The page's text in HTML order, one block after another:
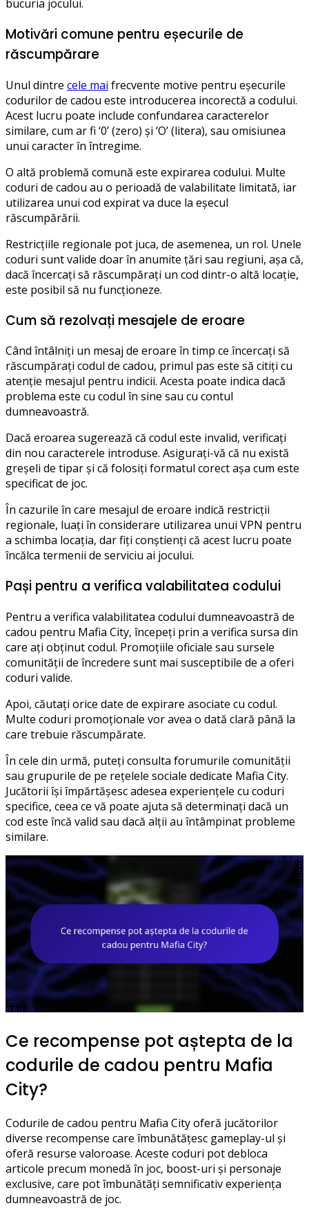
bucuria jocului.
Motivări comune pentru eșecurile de
răscumpărare
Unul dintre cele mai frecvente motive pentru eșecurile
codurilor de cadou este introducerea incorectă a codului.
Acest lucru poate include confundarea caracterelor
similare, cum ar fi ‘0’ (zero) și ‘O’ (litera), sau omisiunea
unui caracter în întregime.
O altă problemă comună este expirarea codului. Multe
coduri de cadou au o perioadă de valabilitate limitată, iar
utilizarea unui cod expirat va duce la eșecul
răscumpărării.
Restricțiile regionale pot juca, de asemenea, un rol. Unele
coduri sunt valide doar în anumite țări sau regiuni, așa că,
dacă încercați să răscumpărați un cod dintr-o altă locație,
este posibil să nu funcționeze.
Cum să rezolvați mesajele de eroare
Când întâlniți un mesaj de eroare în timp ce încercați să
răscumpărați codul de cadou, primul pas este să citiți cu
atenție mesajul pentru indicii. Acesta poate indica dacă
problema este cu codul în sine sau cu contul
dumneavoastră.
Dacă eroarea sugerează că codul este invalid, verificați
din nou caracterele introduse. Asigurați-vă că nu există
greșeli de tipar și că folosiți formatul corect așa cum este
specificat de joc.
În cazurile în care mesajul de eroare indică restricții
regionale, luați în considerare utilizarea unui VPN pentru
a schimba locația, dar fiți conștienți că acest lucru poate
încălca termenii de serviciu ai jocului.
Pași pentru a verifica valabilitatea codului
Pentru a verifica valabilitatea codului dumneavoastră de
cadou pentru Mafia City, începeți prin a verifica sursa din
care ați obținut codul. Promoțiile oficiale sau sursele
comunității de încredere sunt mai susceptibile de a oferi
coduri valide.
Apoi, căutați orice date de expirare asociate cu codul.
Multe coduri promoționale vor avea o dată clară până la
care trebuie răscumpărate.
În cele din urmă, puteți consulta forumurile comunității
sau grupurile de pe rețelele sociale dedicate Mafia City.
Jucătorii își împărtășesc adesea experiențele cu coduri
specifice, ceea ce vă poate ajuta să determinați dacă un
cod este încă valid sau dacă alții au întâmpinat probleme
similare.
Ce recompense pot aștepta de la
codurile de cadou pentru Mafia
City?
Codurile de cadou pentru Mafia City oferă jucătorilor
diverse recompense care îmbunătățesc gameplay-ul și
oferă resurse valoroase. Aceste coduri pot debloca
articole precum monedă în joc, boost-uri și personaje
exclusive, care pot îmbunătăți semnificativ experiența
dumneavoastră de joc.